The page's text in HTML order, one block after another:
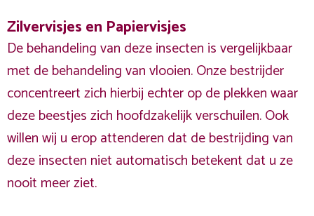
Zilvervisjes en Papiervisjes
De behandeling van deze insecten is vergelijkbaar
met de behandeling van vlooien. Onze bestrijder
concentreert zich hierbij echter op de plekken waar
deze beestjes zich hoofdzakelijk verschuilen. Ook
willen wij u erop attenderen dat de bestrijding van
deze insecten niet automatisch betekent dat u ze
nooit meer ziet.